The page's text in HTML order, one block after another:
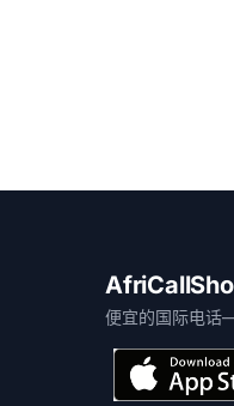
便宜的国际电话